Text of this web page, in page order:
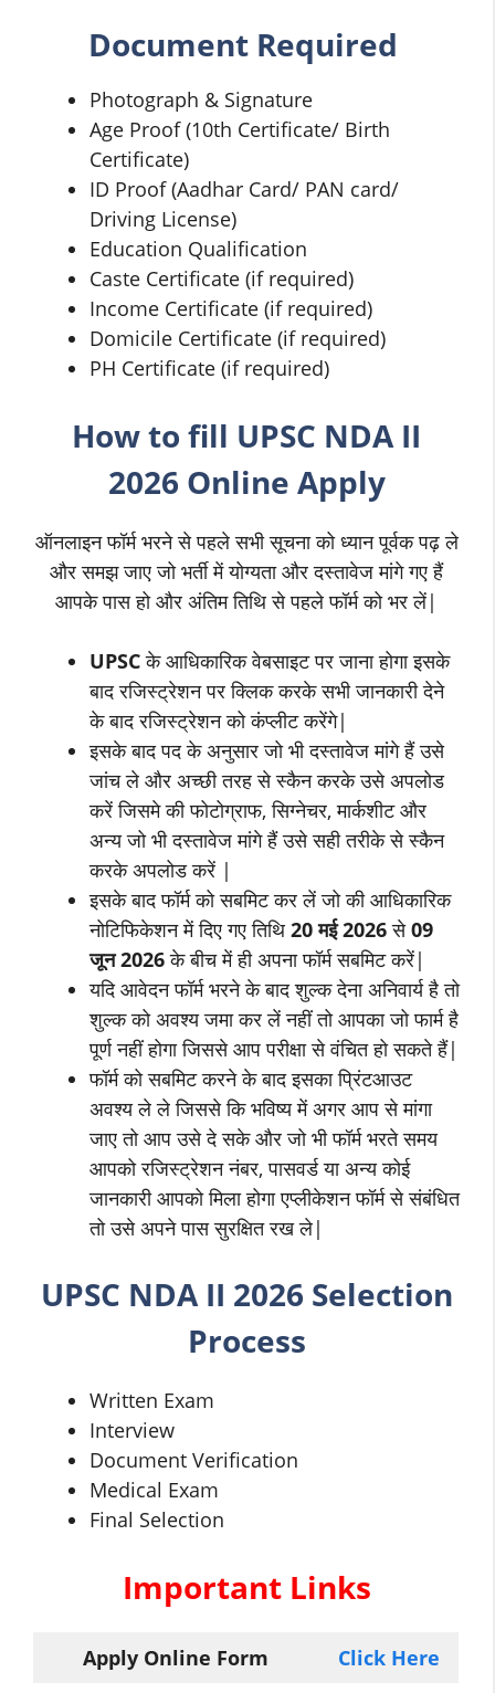
Document Required
Photograph & Signature
Age Proof (10th Certificate/ Birth
Certificate)
ID Proof (Aadhar Card/ PAN card/
Driving License)
Education Qualification
Caste Certificate (if required)
Income Certificate (if required)
Domicile Certificate (if required)
PH Certificate (if required)
How to fill UPSC NDA II
2026 Online Apply
ऑनलाइन फॉर्म भरने से पहले सभी सूचना को ध्यान पूर्वक पढ़ ले
और समझ जाए जो भर्ती में योग्यता और दस्तावेज मांगे गए हैं
आपके पास हो और अंतिम तिथि से पहले फॉर्म को भर लें|
UPSCके आधिकारिक वेबसाइट पर जाना होगा इसके
बाद रजिस्ट्रेशन पर क्लिक करके सभी जानकारी देने
के बाद रजिस्ट्रेशन को कंप्लीट करेंगे|
इसके बाद पद के अनुसार जो भी दस्तावेज मांगे हैं उसे
जांच ले और अच्छी तरह से स्कैन करके उसे अपलोड
करें जिसमे की फोटोग्राफ, सिग्नेचर, मार्कशीट और
अन्य जो भी दस्तावेज मांगे हैं उसे सही तरीके से स्कैन
करके अपलोड करें |
इसके बाद फॉर्म को सबमिट कर लें जो की आधिकारिक
नोटिफिकेशन में दिए गए तिथि 20 मई 2026से09
जून 2026के बीच में ही अपना फॉर्म सबमिट करें|
यदि आवेदन फॉर्म भरने के बाद शुल्क देना अनिवार्य है तो
शुल्क को अवश्य जमा कर लें नहीं तो आपका जो फार्म है
पूर्ण नहीं होगा जिससे आप परीक्षा से वंचित हो सकते हैं|
फॉर्म को सबमिट करने के बाद इसका प्रिंटआउट
अवश्य ले ले जिससे कि भविष्य में अगर आप से मांगा
जाए तो आप उसे दे सके और जो भी फॉर्म भरते समय
आपको रजिस्ट्रेशन नंबर, पासवर्ड या अन्य कोई
जानकारी आपको मिला होगा एप्लीकेशन फॉर्म से संबंधित
तो उसे अपने पास सुरक्षित रख ले|
UPSC NDA II 2026 Selection
Process
Written Exam
Interview
Document Verification
Medical Exam
Final Selection
Important Links
Apply Online Form
Click Here